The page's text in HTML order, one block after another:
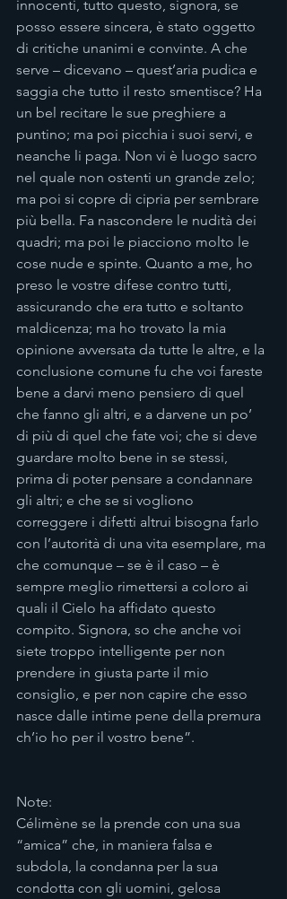
innocenti, tutto questo, signora, se
posso essere sincera, è stato oggetto
di critiche unanimi e convinte. A che
serve – dicevano – quest’aria pudica e
saggia che tutto il resto smentisce? Ha
un bel recitare le sue preghiere a
puntino; ma poi picchia i suoi servi, e
neanche li paga. Non vi è luogo sacro
nel quale non ostenti un grande zelo;
ma poi si copre di cipria per sembrare
più bella. Fa nascondere le nudità dei
quadri; ma poi le piacciono molto le
cose nude e spinte. Quanto a me, ho
preso le vostre difese contro tutti,
assicurando che era tutto e soltanto
maldicenza; ma ho trovato la mia
opinione avversata da tutte le altre, e la
conclusione comune fu che voi fareste
bene a darvi meno pensiero di quel
che fanno gli altri, e a darvene un po’
di più di quel che fate voi; che si deve
guardare molto bene in se stessi,
prima di poter pensare a condannare
gli altri; e che se si vogliono
correggere i difetti altrui bisogna farlo
con l’autorità di una vita esemplare, ma
che comunque – se è il caso – è
sempre meglio rimettersi a coloro ai
quali il Cielo ha affidato questo
compito. Signora, so che anche voi
siete troppo intelligente per non
prendere in giusta parte il mio
consiglio, e per non capire che esso
nasce dalle intime pene della premura
ch’io ho per il vostro bene”.
Note:
Célimène se la prende con una sua
“amica” che, in maniera falsa e
subdola, la condanna per la sua
condotta con gli uomini, gelosa